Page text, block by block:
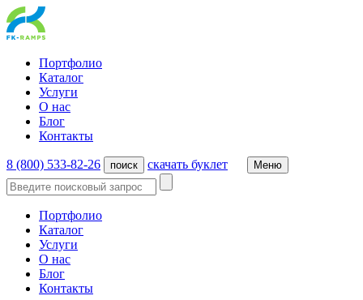
Портфолио
Каталог
Услуги
О нас
Блог
Контакты
8 (800) 533-82-26 поиск cкачать буклет Меню
Портфолио
Каталог
Услуги
О нас
Блог
Контакты